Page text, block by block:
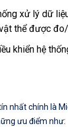
xử lý dữ
thể được
khiển hệ
nhất chính là
ưu điểm như: